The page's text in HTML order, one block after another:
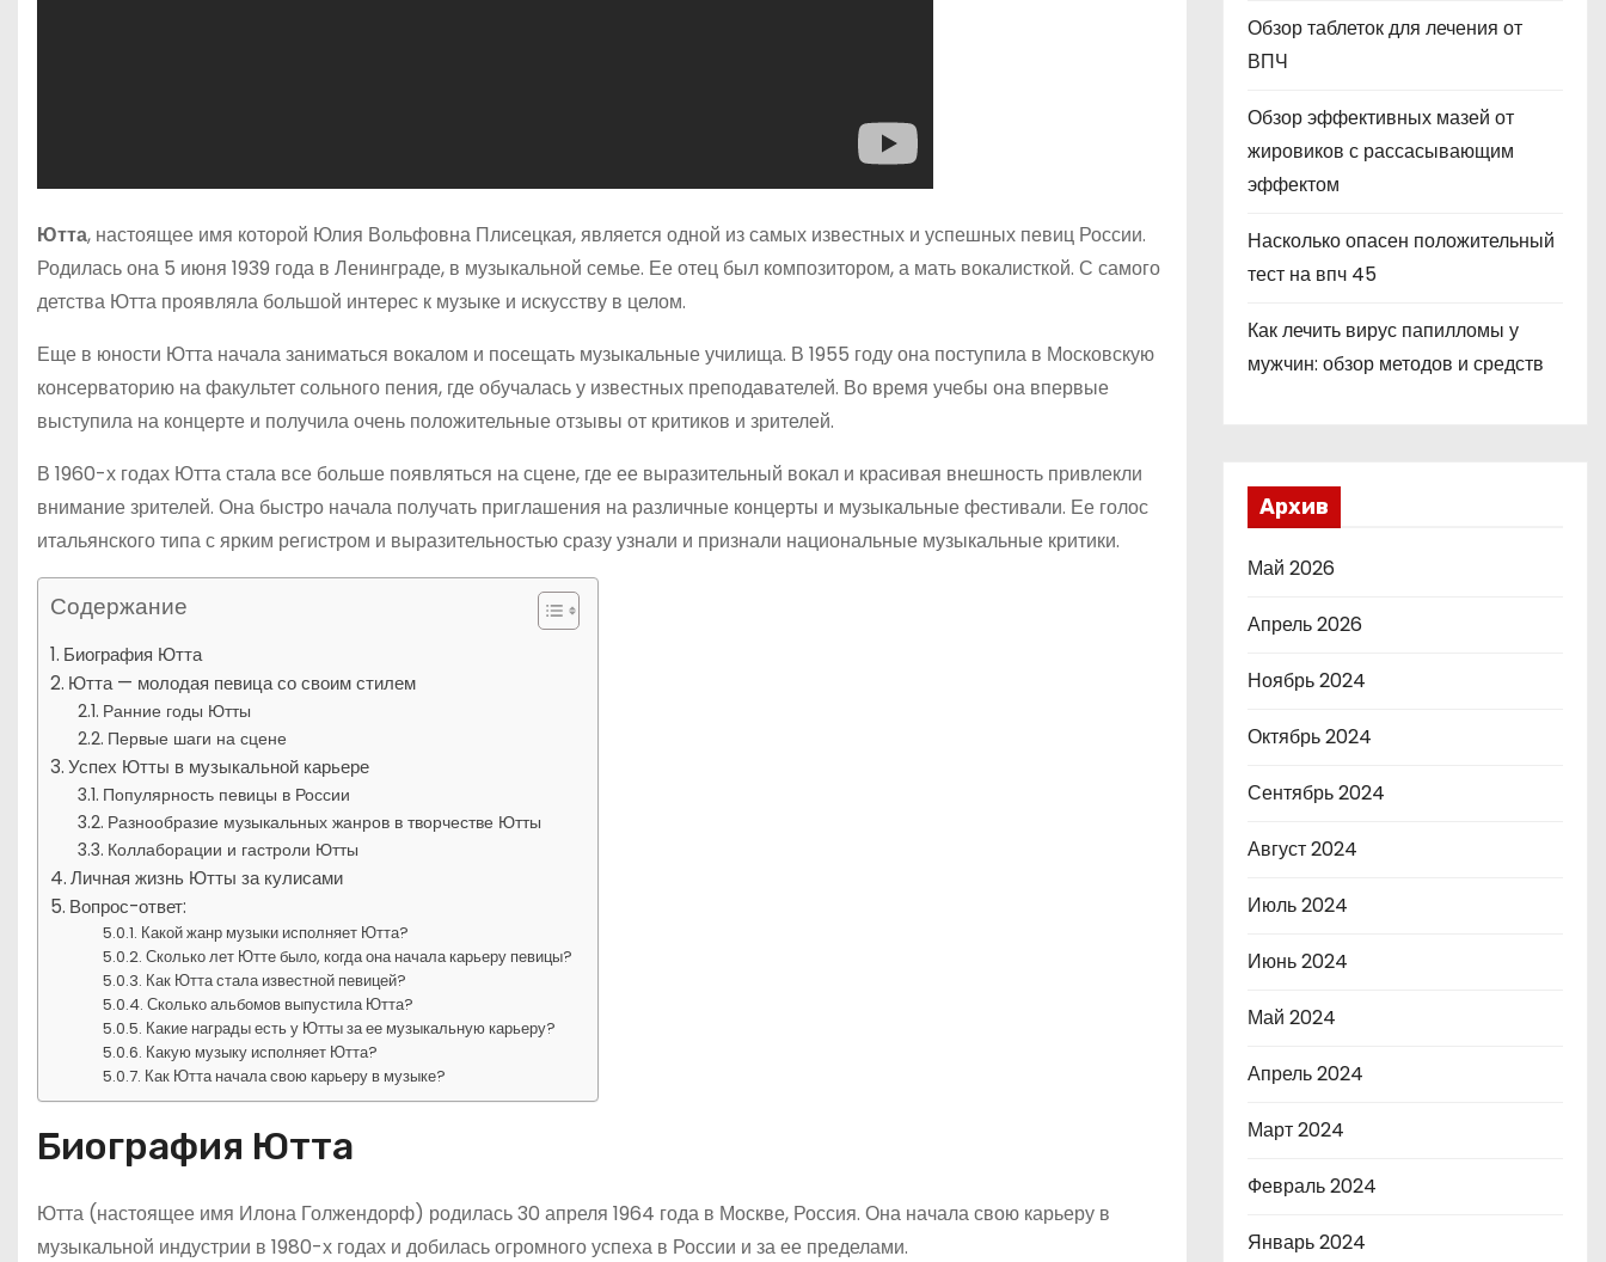
Ютта, настоящее имя которой Юлия Вольфовна Плисецкая, является одной из самых известных и успешных певиц России.
Родилась она 5 июня 1939 года в Ленинграде, в музыкальной семье. Ее отец был композитором, а мать вокалисткой. С самого
детства Ютта проявляла большой интерес к музыке и искусству в целом.
Еще в юности Ютта начала заниматься вокалом и посещать музыкальные училища. В 1955 году она поступила в Московскую
консерваторию на факультет сольного пения, где обучалась у известных преподавателей. Во время учебы она впервые
выступила на концерте и получила очень положительные отзывы от критиков и зрителей.
В 1960-х годах Ютта стала все больше появляться на сцене, где ее выразительный вокал и красивая внешность привлекли
внимание зрителей. Она быстро начала получать приглашения на различные концерты и музыкальные фестивали. Ее голос
итальянского типа с ярким регистром и выразительностью сразу узнали и признали национальные музыкальные критики.
Содержание
Биография Ютта
Ютта — молодая певица со своим стилем
Ранние годы Ютты
Первые шаги на сцене
Успех Ютты в музыкальной карьере
Популярность певицы в России
Разнообразие музыкальных жанров в творчестве Ютты
Коллаборации и гастроли Ютты
Личная жизнь Ютты за кулисами
Вопрос-ответ:
Какой жанр музыки исполняет Ютта?
Сколько лет Ютте было, когда она начала карьеру певицы?
Как Ютта стала известной певицей?
Сколько альбомов выпустила Ютта?
Какие награды есть у Ютты за ее музыкальную карьеру?
Какую музыку исполняет Ютта?
Как Ютта начала свою карьеру в музыке?
Биография Ютта
Ютта (настоящее имя Илона Голжендорф) родилась 30 апреля 1964 года в Москве, Россия. Она начала свою карьеру в
музыкальной индустрии в 1980-х годах и добилась огромного успеха в России и за ее пределами.
Обзор таблеток для лечения от
ВПЧ
Обзор эффективных мазей от
жировиков с рассасывающим
эффектом
Насколько опасен положительный
тест на впч 45
Как лечить вирус папилломы у
мужчин: обзор методов и средств
Архив
Май 2026
Апрель 2026
Ноябрь 2024
Октябрь 2024
Сентябрь 2024
Август 2024
Июль 2024
Июнь 2024
Май 2024
Апрель 2024
Март 2024
Февраль 2024
Январь 2024